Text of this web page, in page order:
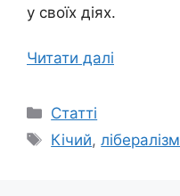
у своїх діях.
Читати далі
Категорії
Статті
Позначки
Кічий,лібералізм